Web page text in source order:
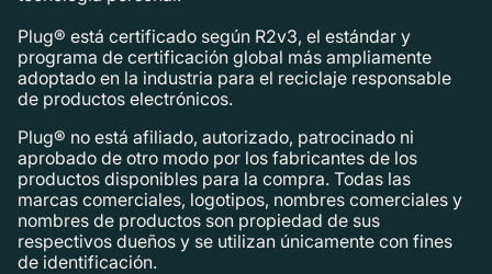
Plug® está certificado según R2v3, el estándar y
programa de certificación global más ampliamente
adoptado en la industria para el reciclaje responsable
de productos electrónicos.
Plug® no está afiliado, autorizado, patrocinado ni
aprobado de otro modo por los fabricantes de los
productos disponibles para la compra. Todas las
marcas comerciales, logotipos, nombres comerciales y
nombres de productos son propiedad de sus
respectivos dueños y se utilizan únicamente con fines
de identificación.